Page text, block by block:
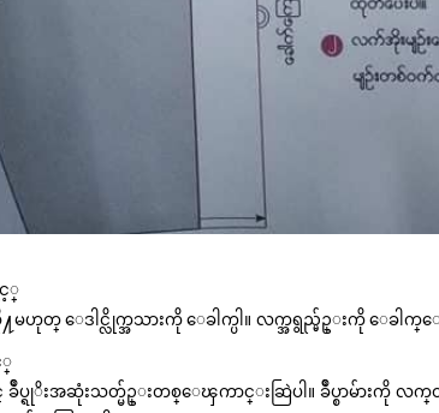
င့္
႔မဟုတ္ ေဒါင္လိုက္အသားကို ေခါက္ပါ။ လက္အရွည္မ်ဥ္းကို ေခါက္
ခ်ဳပ္ရုိးအဆုံးသတ္မ်ဥ္းတစ္ေၾကာင္းဆြဲပါ။ ခ်ဳပ္စာမ်ားကို လက္